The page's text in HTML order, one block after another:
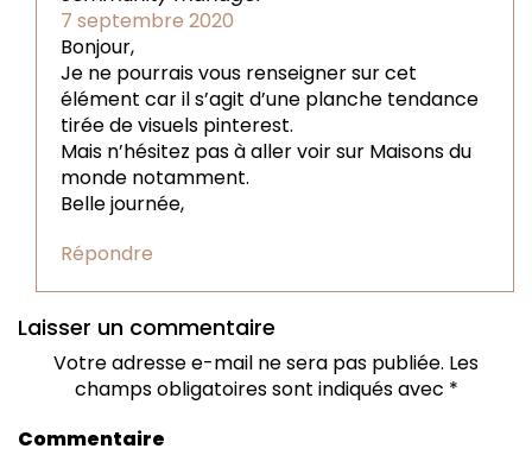
7 septembre 2020
Bonjour,
Je ne pourrais vous renseigner sur cet
élément car il s’agit d’une planche tendance
tirée de visuels pinterest.
Mais n’hésitez pas à aller voir sur Maisons du
monde notamment.
Belle journée,
Répondre
Laisser un commentaire
Votre adresse e-mail ne sera pas publiée. Les
champs obligatoires sont indiqués avec *
Commentaire